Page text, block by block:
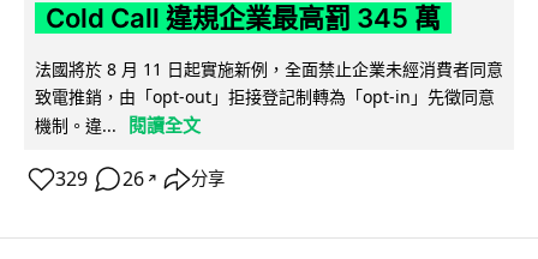
Cold Call 違規企業最高罰 345 萬
法國將於 8 月 11 日起實施新例，全面禁止企業未經消費者同意
致電推銷，由「opt-out」拒接登記制轉為「opt-in」先徵同意
機制。違...
閱讀全文
329 26 ↗ 分享